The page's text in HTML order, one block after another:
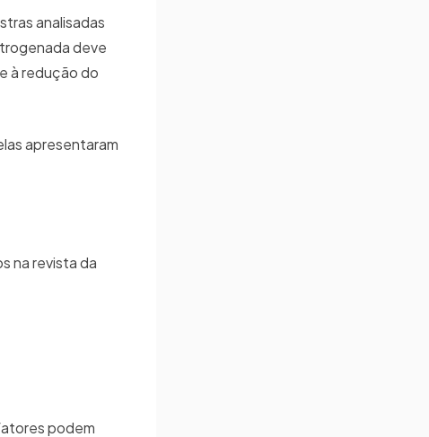
analisadas
deve
à redução do
apresentaram
na revista da
podem